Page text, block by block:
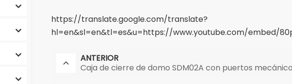
https://translate.google.com/translate?
hl=en&sl=en&tl=es&u=https://www.youtube.com/embed/
ANTERIOR
Caja de cierre de domo SDM02A con puertos